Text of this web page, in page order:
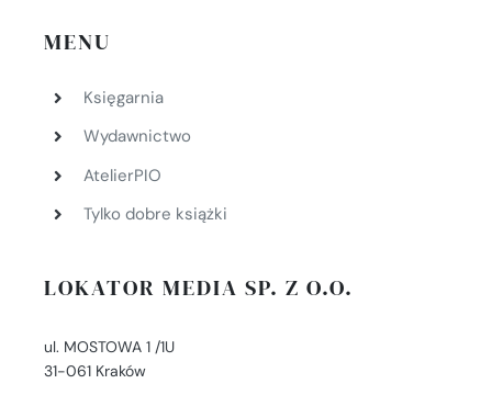
MENU
Księgarnia
Wydawnictwo
AtelierPIO
Tylko dobre książki
LOKATOR MEDIA SP. Z O.O.
ul. MOSTOWA 1 /1U
31-061 Kraków